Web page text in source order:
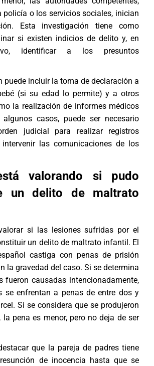
policía o los servicios sociales, inician
Esta investigación tiene como
si existen indicios de delito y, en
identificar a los presuntos
puede incluir la toma de declaración a
(si su edad lo permite) y a otros
la realización de informes médicos
casos, puede ser necesario
judicial para realizar registros
las comunicaciones de los
valorando si pudo
un delito de maltrato
si las lesiones sufridas por el
un delito de maltrato infantil. El
castiga con penas de prisión
la gravedad del caso. Si se determina
fueron causadas intencionadamente,
se enfrentan a penas de entre dos y
Si se considera que se produjeron
la pena es menor, pero no deja de ser
que la pareja de padres tiene
de inocencia hasta que se